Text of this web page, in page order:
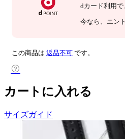
dカード利用で
今なら 、エン
この商品は 返品不可 です。
カートに入れる
サイズガイド